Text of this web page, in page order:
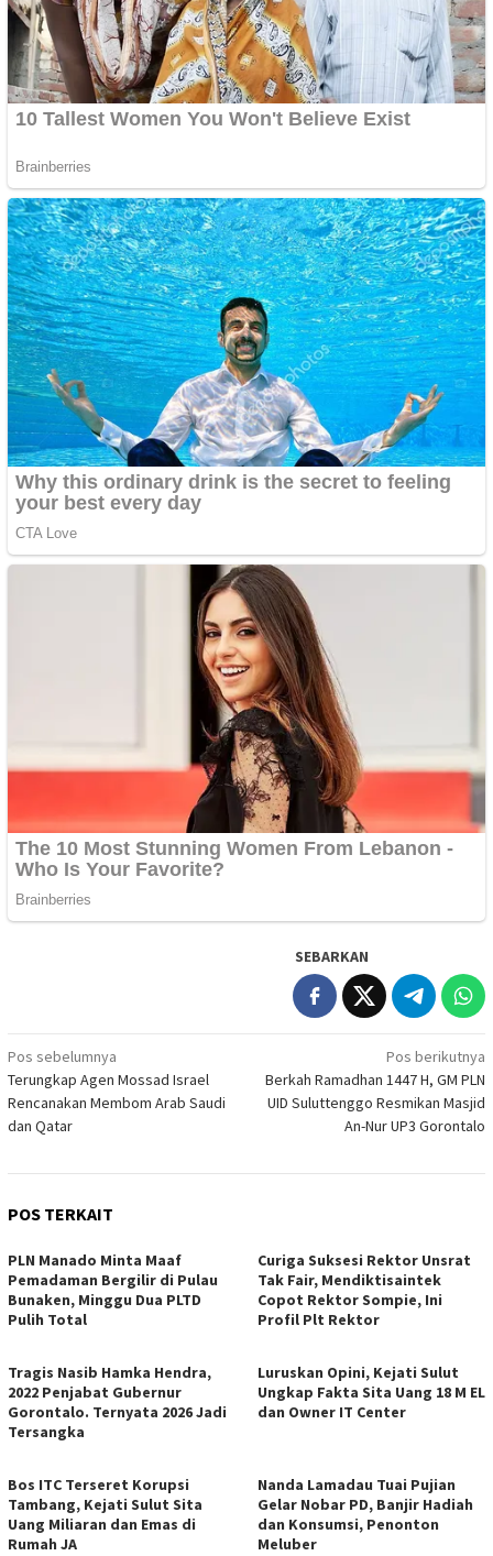
SEBARKAN
Navigasi
pos
Pos sebelumnya
Terungkap Agen Mossad Israel
Rencanakan Membom Arab Saudi
dan Qatar
Pos berikutnya
Berkah Ramadhan 1447 H, GM PLN
UID Suluttenggo Resmikan Masjid
An-Nur UP3 Gorontalo
POS TERKAIT
PLN Manado Minta Maaf
Pemadaman Bergilir di Pulau
Bunaken, Minggu Dua PLTD
Pulih Total
Curiga Suksesi Rektor Unsrat
Tak Fair, Mendiktisaintek
Copot Rektor Sompie, Ini
Profil Plt Rektor
Tragis Nasib Hamka Hendra,
2022 Penjabat Gubernur
Gorontalo. Ternyata 2026 Jadi
Tersangka
Luruskan Opini, Kejati Sulut
Ungkap Fakta Sita Uang 18 M EL
dan Owner IT Center
Bos ITC Terseret Korupsi
Tambang, Kejati Sulut Sita
Uang Miliaran dan Emas di
Rumah JA
Nanda Lamadau Tuai Pujian
Gelar Nobar PD, Banjir Hadiah
dan Konsumsi, Penonton
Meluber